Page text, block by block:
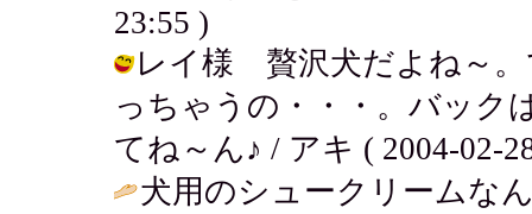
23:55 )
レイ様 贅沢犬だよね～。
っちゃうの・・・。バック
てね～ん♪ / アキ ( 2004-02-
犬用のシュークリームな